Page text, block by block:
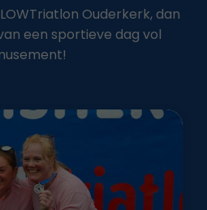
Ouderkerk, dan
een sportieve dag vol